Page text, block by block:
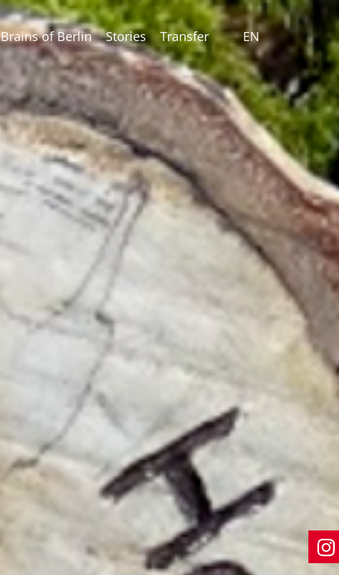
Brains of Berlin Stories Transfer EN